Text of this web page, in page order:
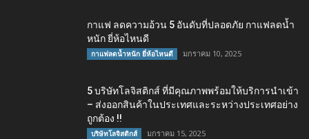
กาแฟ ลดความอ้วน 5 อันดับที่ปลอดภัย กาแฟลดน้ำ
หนัก ยี่ห้อไหนดี
กาแฟลดน้ำหนัก ยี่ห้อไหนดี มกราคม 10, 2025
5 บริษัทโลจิสติกส์ ที่มีคุณภาพพร้อมให้บริการนำเข้า
– ส่งออกสินค้าในประเทศและระหว่างประเทศอย่าง
ถูกต้อง !!
บริษัทโลจิสติกส์ มกราคม 15, 2025